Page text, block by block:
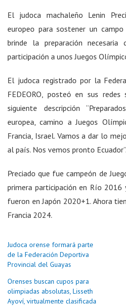
El judoca machaleño Lenin
europeo para sostener un
brinde la preparación
participación a unos Juegos
El judoca registrado por la
FEDEORO, posteó en sus
siguiente descripción
europea, camino a Juegos
Francia, Israel. Vamos a dar lo
al país. Nos vemos pronto Ecuador”.
Preciado que fue campeón de
primera participación en Río 2016
fueron en Japón 2020+1. Ahora
Francia 2024.
Judoca orense formará parte
de la Federación Deportiva
Provincial del Guayas
Orenses buscan cupos para
olimpiadas absolutas, Lisseth
Ayoví, virtualmente clasificada